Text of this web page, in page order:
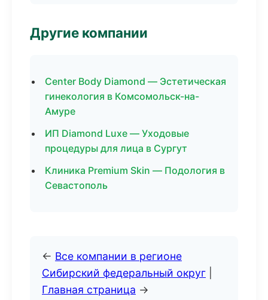
Другие компании
Center Body Diamond — Эстетическая
гинекология в Комсомольск-на-
Амуре
ИП Diamond Luxe — Уходовые
процедуры для лица в Сургут
Клиника Premium Skin — Подология в
Севастополь
← Все компании в регионе
Сибирский федеральный округ
Главная страница →